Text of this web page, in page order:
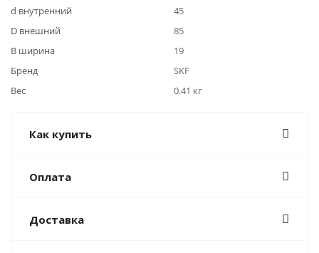
d внутренний
45
D внешний
85
B ширина
19
Бренд
SKF
Вес
0.41 кг
Как купить
Оплата
Доставка